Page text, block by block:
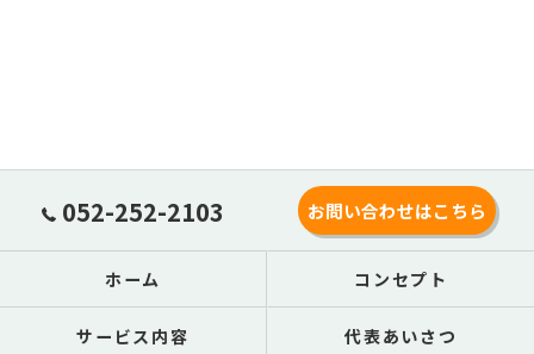
052-252-2103 お問い合わせはこちら
ホーム コンセプト
サービス内容 代表あいさつ